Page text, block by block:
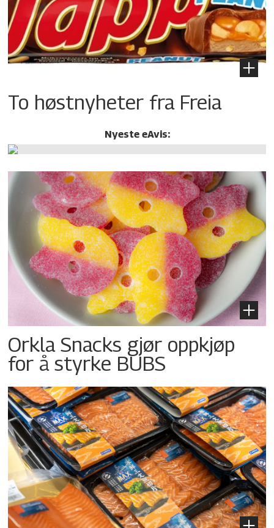
To høstnyheter fra Freia
Nyeste eAvis:
Orkla Snacks gjør oppkjøp
for å styrke BUBS